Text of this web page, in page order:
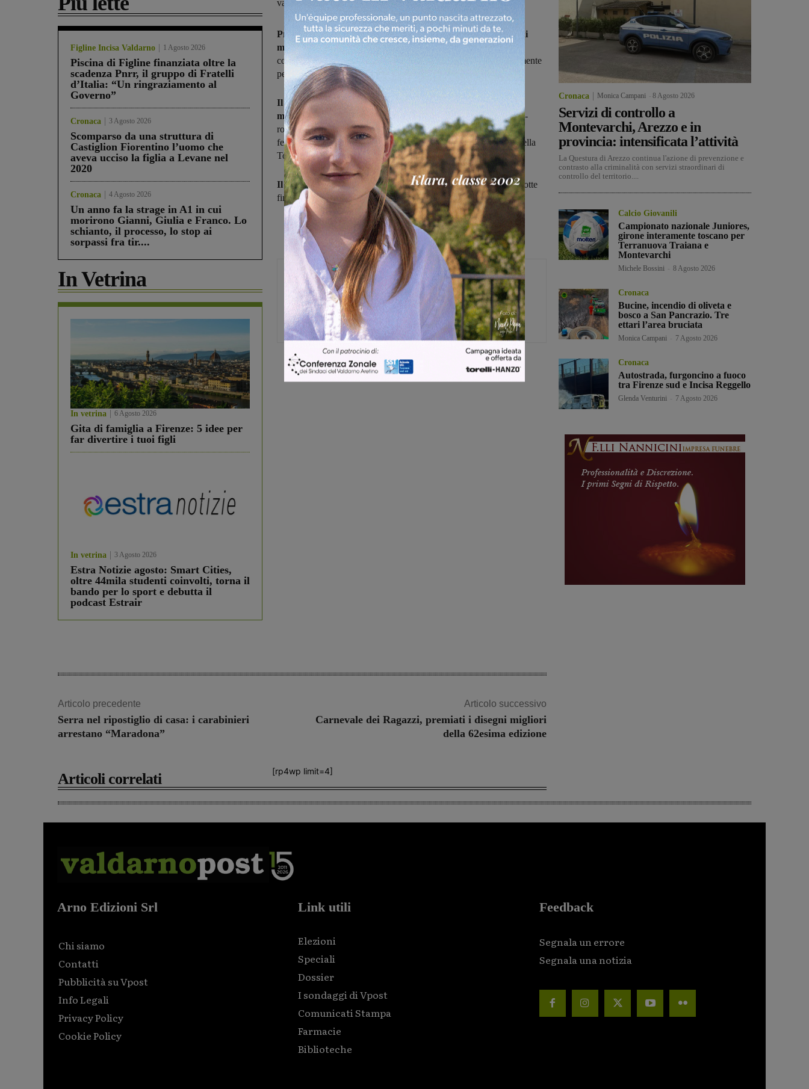
Figline Incisa Valdarno 1 Agosto 2026
Piscina di Figline finanziata oltre la
scadenza Pnrr, il gruppo di Fratelli
d’Italia: “Un ringraziamento al
Governo”
Cronaca 3 Agosto 2026
Scomparso da una struttura di
Castiglion Fiorentino l’uomo che
aveva ucciso la figlia a Levane nel
2020
Cronaca 4 Agosto 2026
Un anno fa la strage in A1 in cui
morirono Gianni, Giulia e Franco. Lo
schianto, il processo, lo stop ai
sorpassi fra tir....
In Vetrina
In vetrina 6 Agosto 2026
Gita di famiglia a Firenze: 5 idee per
far divertire i tuoi figli
In vetrina 3 Agosto 2026
Estra Notizie agosto: Smart Cities,
oltre 44mila studenti coinvolti, torna il
bando per lo sport e debutta il
podcast Estrair
valido da mezzanotte e fino alle ore 16 del 10 febbraio
Previsioni di vento forte su tutta la Toscana, per la giornata di
mercoledì 10 febbraio:
sul Valdarno il livello di attenzione è da
codice giallo, con la previsione di localizzati fenomeni potenzialmente
pericolosi, ad esempio per la rottura di rami.
Il vento forte, che arriva sul territorio regionale a partire da
martedì 9 febbraio sui crinali appenninici e sui versanti emiliano-
romagnoli, dalla mezzanotte fino al pomeriggio di mercoledì 10
febbraio si estenderà su gran parte delle zone centromeridionali della
Toscana.
Il codice giallo nelle zone del Valdarnoavrà validità da mezzanotte
fino alle ore 16 di mercoledì 10 febbraio.
Glenda Venturini
Capo redattore
Articolo precedente
Serra nel ripostiglio di casa: i carabinieri
arrestano “Maradona”
Articolo successivo
Carnevale dei Ragazzi, premiati i disegni migliori
della 62esima edizione
[rp4wp limit=4]
Articoli correlati
Cronaca Monica Campani 8 Agosto 2026
Servizi di controllo a
Montevarchi, Arezzo e in
provincia: intensificata l’attività
La Questura di Arezzo continua l'azione di prevenzione e
contrasto alla criminalità con servizi straordinari di
controllo del territorio....
Calcio Giovanili
Campionato nazionale Juniores,
girone interamente toscano per
Terranuova Traiana e
Montevarchi
Michele Bossini 8 Agosto 2026
Cronaca
Bucine, incendio di oliveta e
bosco a San Pancrazio. Tre
ettari l’area bruciata
Monica Campani 7 Agosto 2026
Cronaca
Autostrada, furgoncino a fuoco
tra Firenze sud e Incisa Reggello
Glenda Venturini 7 Agosto 2026
Arno Edizioni Srl
Chi siamo
Contatti
Pubblicità su Vpost
Info Legali
Privacy Policy
Cookie Policy
Link utili
Elezioni
Speciali
Dossier
I sondaggi di Vpost
Comunicati Stampa
Farmacie
Biblioteche
Feedback
Segnala un errore
Segnala una notizia